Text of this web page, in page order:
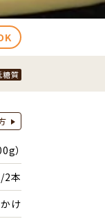
糖質
）
2本
け